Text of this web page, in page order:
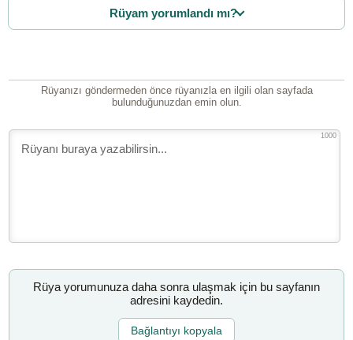
Rüyam yorumlandı mı?
Rüyanızı göndermeden önce rüyanızla en ilgili olan sayfada
bulunduğunuzdan emin olun.
1000
Rüya yorumunuza daha sonra ulaşmak için bu sayfanın
adresini kaydedin.
Bağlantıyı kopyala